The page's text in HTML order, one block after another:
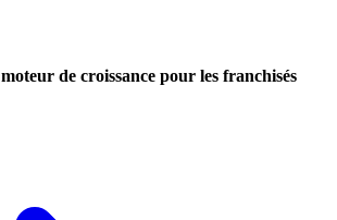
de croissance pour les franchisés